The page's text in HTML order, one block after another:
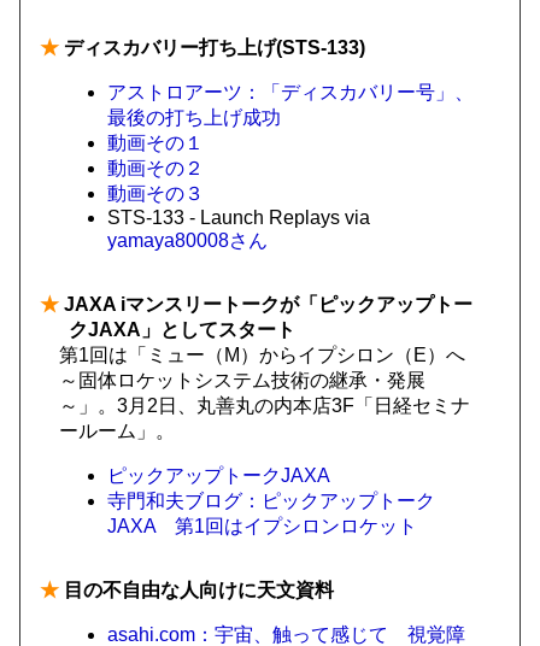
★ ディスカバリー打ち上げ(STS-133)
アストロアーツ：「ディスカバリー号」、
最後の打ち上げ成功
動画その１
動画その２
動画その３
STS-133 - Launch Replays via
yamaya80008さん
★ JAXA iマンスリートークが「ピックアップトー
クJAXA」としてスタート
第1回は「ミュー（M）からイプシロン（E）へ
～固体ロケットシステム技術の継承・発展
～」。3月2日、丸善丸の内本店3F「日経セミナ
ールーム」。
ピックアップトークJAXA
寺門和夫ブログ：ピックアップトーク
JAXA 第1回はイプシロンロケット
★ 目の不自由な人向けに天文資料
asahi.com：宇宙、触って感じて 視覚障